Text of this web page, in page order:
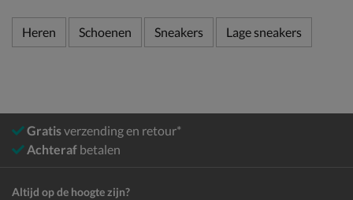
Heren Schoenen Sneakers Lage sneakers
Gratisverzending en retour*
Achteraf betalen
Altijd op de hoogte zijn?